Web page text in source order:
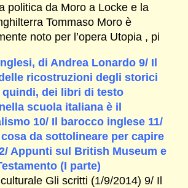
politica da Moro a Locke e la
Tommaso Moro è
noto per l’opera Utopia , pi
di Andrea Lonardo 9/ Il
ricostruzioni degli storici
quindi, dei libri di testo
scuola italiana è il
10/ Il barocco inglese 11/
da sottolineare per capire
Appunti sul British Museum e
(I parte)
Gli scritti (1/9/2014) 9/ Il